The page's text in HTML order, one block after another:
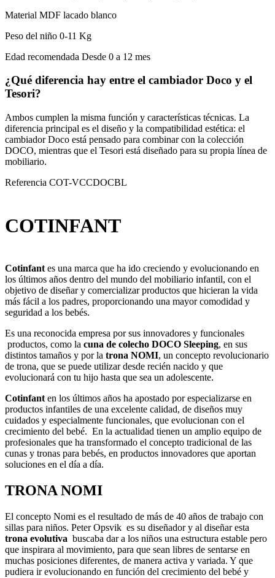
Material MDF lacado blanco
Peso del niño 0-11 Kg
Edad recomendada Desde 0 a 12 mes
¿Qué diferencia hay entre el cambiador Doco y el
Tesori?
Ambos cumplen la misma función y características técnicas. La
diferencia principal es el diseño y la compatibilidad estética: el
cambiador Doco está pensado para combinar con la colección
DOCO, mientras que el Tesori está diseñado para su propia línea de
mobiliario.
Referencia COT-VCCDOCBL
COTINFANT
Cotinfant es una marca que ha ido creciendo y evolucionando en
los últimos años dentro del mundo del mobiliario infantil, con el
objetivo de diseñar y comercializar productos que hicieran la vida
más fácil a los padres, proporcionando una mayor comodidad y
seguridad a los bebés.
Es una reconocida empresa por sus innovadores y funcionales
productos, como la cuna de colecho DOCO Sleeping, en sus
distintos tamaños y por la trona NOMI, un concepto revolucionario
de trona, que se puede utilizar desde recién nacido y que
evolucionará con tu hijo hasta que sea un adolescente.
Cotinfant en los últimos años ha apostado por especializarse en
productos infantiles de una excelente calidad, de diseños muy
cuidados y especialmente funcionales, que evolucionan con el
crecimiento del bebé. En la actualidad tienen un amplio equipo de
profesionales que ha transformado el concepto tradicional de las
cunas y tronas para bebés, en productos innovadores que aportan
soluciones en el día a día.
TRONA NOMI
El concepto Nomi es el resultado de más de 40 años de trabajo con
sillas para niños. Peter Opsvik es su diseñador y al diseñar esta
trona evolutiva buscaba dar a los niños una estructura estable pero
que inspirara al movimiento, para que sean libres de sentarse en
muchas posiciones diferentes, de manera activa y variada. Y que
pudiera ir evolucionando en función del crecimiento del bebé y